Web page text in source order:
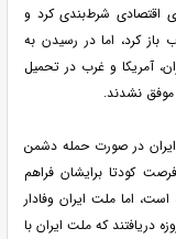
اقتصادی شرط‌بندی کرد و
کرد، اما در رسیدن به
آمریکا و غرب در تحمیل
موفق نشدند.
ایران در صورت حمله دشمن
کودتا برایشان فراهم
اما ملت ایران وفادار
خود هستند و آمریکا و غرب در پی جنگ 12 روزه دریافتند که ملت ایران با